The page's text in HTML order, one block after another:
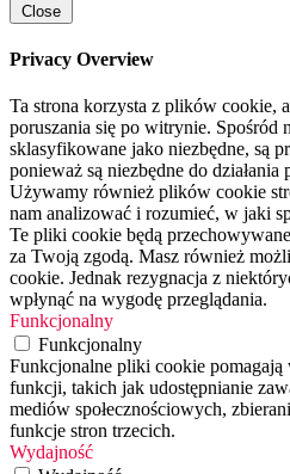
Close
Privacy Overview
Ta strona korzysta z plików cookie,
poruszania się po witrynie. Spośród
sklasyfikowane jako niezbędne, są
ponieważ są niezbędne do
Używamy również plików cookie
nam analizować i rozumieć, w jaki
Te pliki cookie będą
za Twoją zgodą. Masz również
cookie. Jednak rezygnacja z
wpłynąć na wygodę przeglądania.
Funkcjonalny
Funkcjonalny
Funkcjonalne pliki cookie
funkcji, takich jak udostępnianie
mediów społecznościowych,
funkcje stron trzecich.
Wydajność